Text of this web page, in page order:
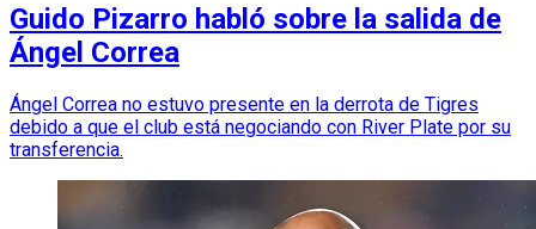
Guido Pizarro habló sobre la salida de
Ángel Correa
Ángel Correa no estuvo presente en la derrota de Tigres
debido a que el club está negociando con River Plate por su
transferencia.